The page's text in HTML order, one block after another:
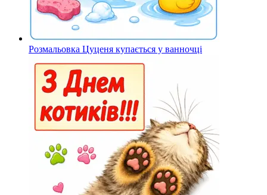
Розмальовка Цуценя купається у ванночці